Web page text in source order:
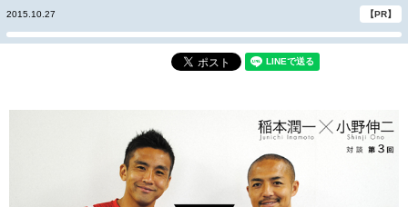
2015.10.27 【PR】